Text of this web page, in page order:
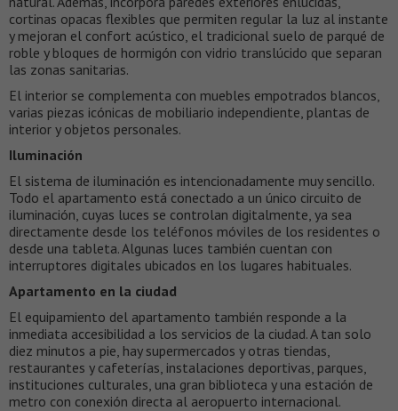
cortinas opacas flexibles que permiten regular la luz al instante
y mejoran el confort acústico, el tradicional suelo de parqué de
roble y bloques de hormigón con vidrio translúcido que separan
las zonas sanitarias.
El interior se complementa con muebles empotrados blancos,
varias piezas icónicas de mobiliario independiente, plantas de
interior y objetos personales.
Iluminación
El sistema de iluminación es intencionadamente muy sencillo.
Todo el apartamento está conectado a un único circuito de
iluminación, cuyas luces se controlan digitalmente, ya sea
directamente desde los teléfonos móviles de los residentes o
desde una tableta. Algunas luces también cuentan con
interruptores digitales ubicados en los lugares habituales.
Apartamento en la ciudad
El equipamiento del apartamento también responde a la
inmediata accesibilidad a los servicios de la ciudad. A tan solo
diez minutos a pie, hay supermercados y otras tiendas,
restaurantes y cafeterías, instalaciones deportivas, parques,
instituciones culturales, una gran biblioteca y una estación de
metro con conexión directa al aeropuerto internacional.